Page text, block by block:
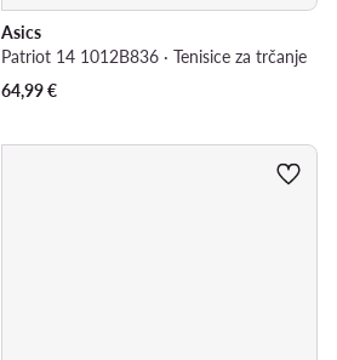
Asics
Patriot 14 1012B836 · Tenisice za trčanje
64,99€